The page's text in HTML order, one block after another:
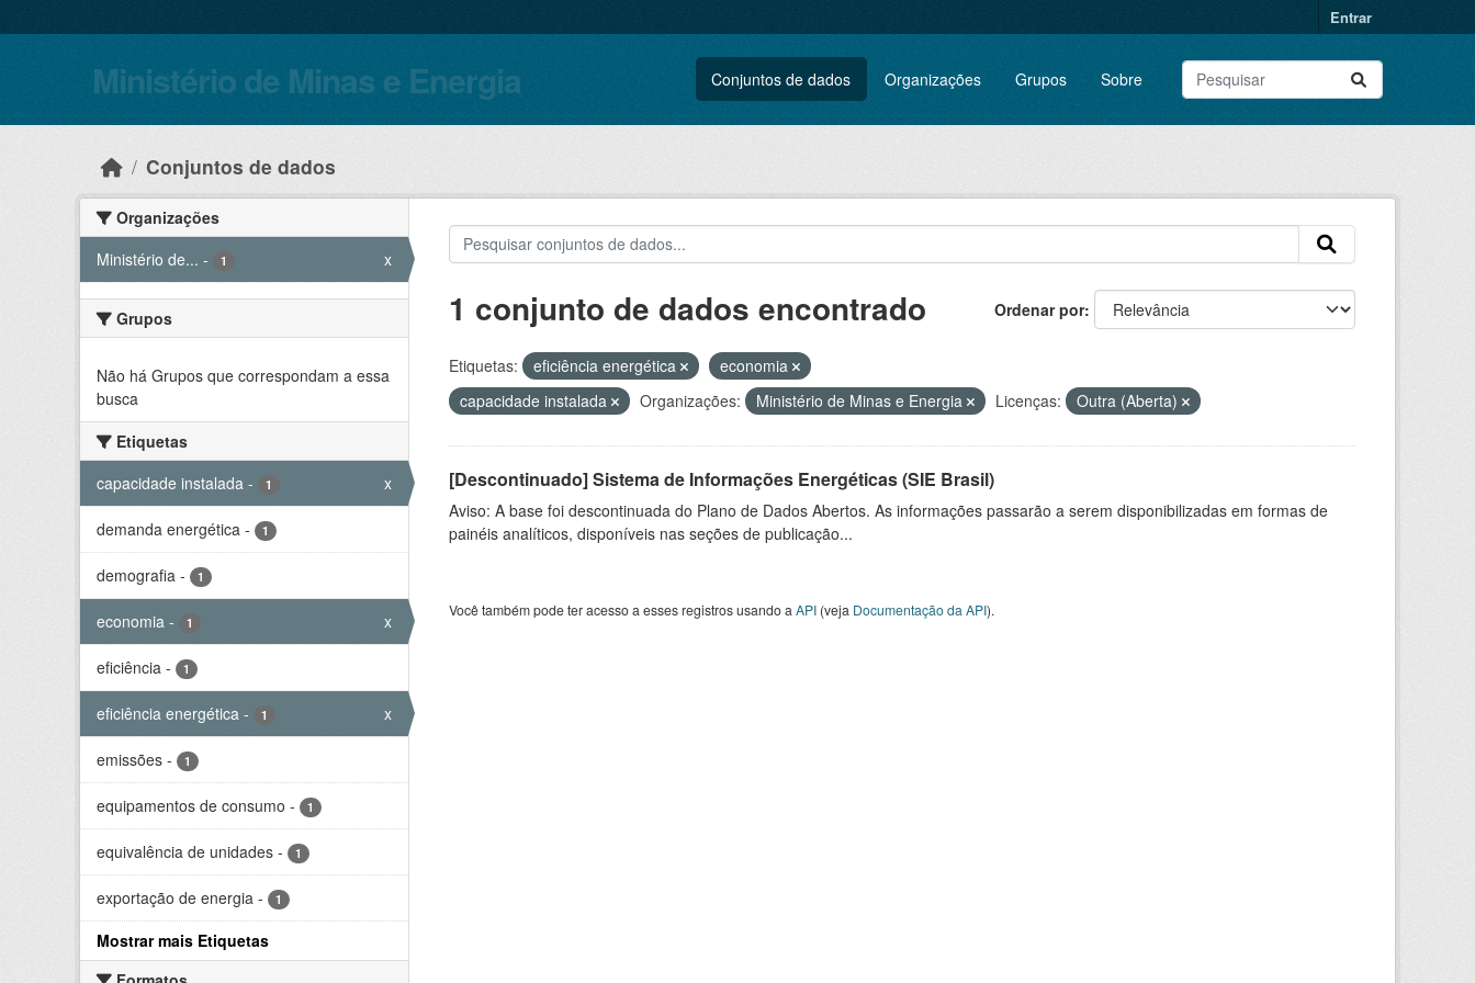
Entrar
Ministério de Minas e Energia Conjuntos de dados Organizações Grupos Sobre
Conjuntos de dados
Organizações
Ministério de... - 1 x
Grupos
Não há Grupos que correspondam a essa
busca
Etiquetas
capacidade instalada - 1 x
demanda energética - 1
demografia - 1
economia - 1 x
eficiência - 1
eficiência energética - 1 x
emissões - 1
equipamentos de consumo - 1
equivalência de unidades - 1
exportação de energia - 1
Mostrar mais Etiquetas
Ordenar por
1 conjunto de dados encontrado
Etiquetas: eficiência energética
economia
capacidade instalada
Organizações: Ministério de Minas e Energia Licenças: Outra (Aberta)
[Descontinuado] Sistema de Informações Energéticas (SIE Brasil)
Aviso: A base foi descontinuada do Plano de Dados Abertos. As informações passarão a serem disponibilizadas em formas de
painéis analíticos, disponíveis nas seções de publicação...
Você também pode ter acesso a esses registros usando a API(veja Documentação da API).